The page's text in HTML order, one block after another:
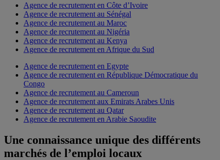
Agence de recrutement en Côte d’Ivoire
Agence de recrutement au Sénégal
Agence de recrutement au Maroc
Agence de recrutement au Nigéria
Agence de recrutement au Kenya
Agence de recrutement en Afrique du Sud
Agence de recrutement en Egypte
Agence de recrutement en République Démocratique du
Congo
Agence de recrutement au Cameroun
Agence de recrutement aux Emirats Arabes Unis
Agence de recrutement au Qatar
Agence de recrutement en Arabie Saoudite
Une connaissance unique des différents
marchés de l’emploi locaux